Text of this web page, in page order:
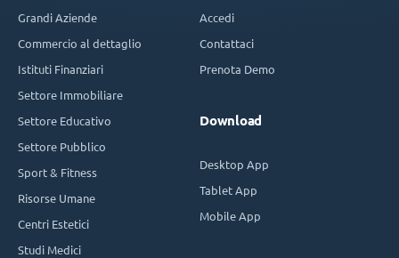
Grandi Aziende
Commercio al dettaglio
Istituti Finanziari
Settore Immobiliare
Settore Educativo
Settore Pubblico
Sport & Fitness
Risorse Umane
Centri Estetici
Studi Medici
Accedi
Contattaci
Prenota Demo
Download
Desktop App
Tablet App
Mobile App